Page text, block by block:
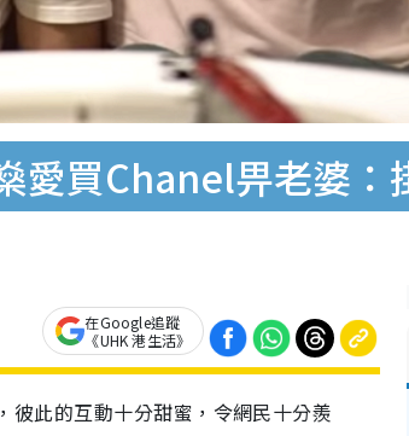
愛買Chanel畀老婆：
在Google追蹤
《UHK 港生活》
此的互動十分甜蜜，令網民十分羨